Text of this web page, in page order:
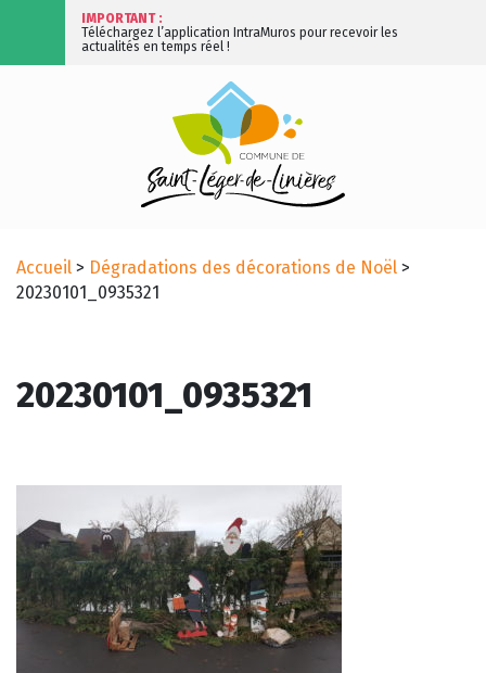
IMPORTANT :
Téléchargez l’application IntraMuros pour recevoir les
actualités en temps réel !
Accueil > Dégradations des décorations de Noël >
20230101_0935321
20230101_0935321